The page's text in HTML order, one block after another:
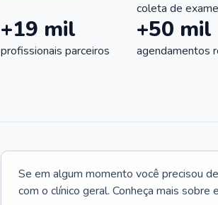
coleta de
+19 mil
profissionais parceiros
+50 mil
agendamentos
Se em algum momento você precisou
com o clínico geral. Conheça mais sobre